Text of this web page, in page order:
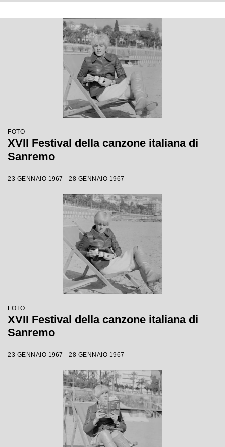
FOTO
XVII Festival della canzone italiana di
Sanremo
23 GENNAIO 1967 - 28 GENNAIO 1967
FOTO
XVII Festival della canzone italiana di
Sanremo
23 GENNAIO 1967 - 28 GENNAIO 1967